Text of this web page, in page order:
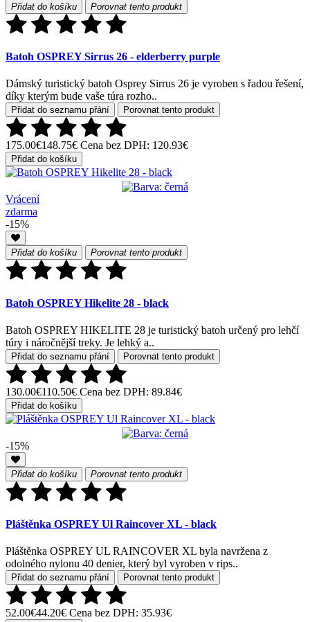
Přidat do košíku Porovnat tento produkt
Batoh OSPREY Sirrus 26 - elderberry purple
Dámský turistický batoh Osprey Sirrus 26 je vyroben s řadou řešení,
díky kterým bude vaše túra rozho..
Přidat do seznamu přání Porovnat tento produkt
175.00€148.75€ Cena bez DPH: 120.93€
Přidat do košíku
Vrácení
zdarma
-15%
Přidat do košíku Porovnat tento produkt
Batoh OSPREY Hikelite 28 - black
Batoh OSPREY HIKELITE 28 je turistický batoh určený pro lehčí
túry i náročnější treky. Je lehký a..
Přidat do seznamu přání Porovnat tento produkt
130.00€110.50€ Cena bez DPH: 89.84€
Přidat do košíku
-15%
Přidat do košíku Porovnat tento produkt
Pláštěnka OSPREY Ul Raincover XL - black
Pláštěnka OSPREY UL RAINCOVER XL byla navržena z
odolného nylonu 40 denier, který byl vyroben v rips..
Přidat do seznamu přání Porovnat tento produkt
52.00€44.20€ Cena bez DPH: 35.93€